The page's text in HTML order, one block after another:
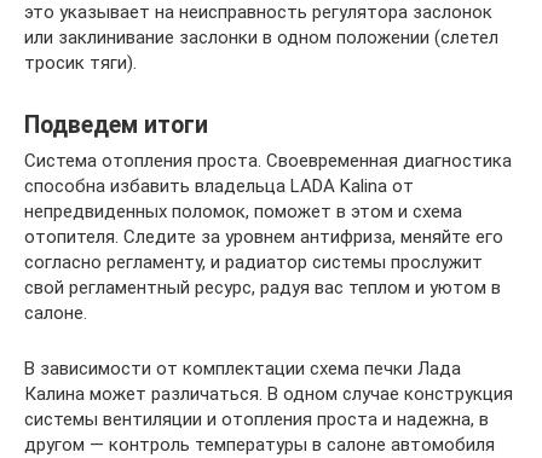
это указывает на неисправность регулятора заслонок
или заклинивание заслонки в одном положении (слетел
тросик тяги).
Подведем итоги
Система отопления проста. Своевременная диагностика
способна избавить владельца LADA Kalina от
непредвиденных поломок, поможет в этом и схема
отопителя. Следите за уровнем антифриза, меняйте его
согласно регламенту, и радиатор системы прослужит
свой регламентный ресурс, радуя вас теплом и уютом в
салоне.
В зависимости от комплектации схема печки Лада
Калина может различаться. В одном случае конструкция
системы вентиляции и отопления проста и надежна, в
другом — контроль температуры в салоне автомобиля